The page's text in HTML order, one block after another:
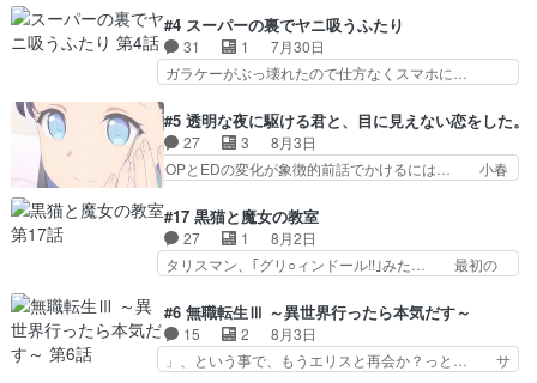
めに東京へ!/でも観光よ… 旅の支度全部やってく
れる先輩、なんだかん… 第５話をｄアニメストア
で視聴しました。視…
を人間に戻して欲しいでも自分達が代わ… ご視聴
ありがとうございました見るたびに切… 誰かと思
ったらちゅー先輩か。しれっと相方… 第５話感
想：コ□した相手にも家族や…､戦… つらい回
ナとミミも可愛かった2人の関係… 確かに相手に
も家族や大切な人はいるけど、… 白シャツが作業
着みたいなもんなんですかね…
#4 スーパーの裏でヤニ吸うふたり
31 1
7月30日
ガラケーがぶっ壊れたので仕方なくスマホに…
はり出オチ感が否めず、エピソードの打率… 田山
さんが佐々木さんに沼っていく…こんな… 佐々木
さん、腕フェチなんですね笑最近まじ… 佐々木が
ガラケーからスマホに変えるって、… もうドラマ
ゃわない？佐々木さんの優しさ… 先行で見た時よ
り2人のやり取りに癒しを感… ABEMA版の7〜8
話佐々木が実年齢以上…
#5 透明な夜に駆ける君と、目に見えない恋をした。
27 3
8月3日
OPとEDの変化が象徴的前話でかけるには… 小春
か、こんな風に見えてるのかぁ。かける… 完全な
両片思いになりましたねぇ…OPとE… 余計な物
は描かず白く靄がかった小春ちゃん… 光も感じな
い完全な盲目なんやね…おめかし… 母役に能登さ
も描かれていて良かった本当… 股に海豚を挟み水
上バスでの会話を反芻…恋… OPEDとも無人バー
ジョンから主人公２人…
#17 黒猫と魔女の教室
27 1
8月2日
タリスマン、｢グリ○ィンドール!!｣みた… 最初の
ホントスピカが大好きだよね。ツン… 一等級ポテ
ンシャルのアリアちゃん可愛くて… そういや、ア
リアは能力は最上級のくせに、… とうとうアリア
と直接競う場がきたこれまで… 毎度ながらのスピ
#6 無職転生Ⅲ ～異世界行ったら本気だす～
15 2
8月3日
」、という事で、もうエリスと再会か？っと… サ